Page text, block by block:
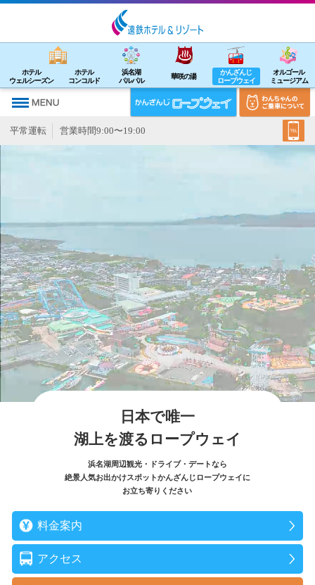
ホテル
ウェルシーズン
ホテル
コンコルド
浜名湖
パルパル
華咲の湯
かんざんじ
ロープウェイ
オルゴール
ミュージアム
平常運転 営業時間9:00〜19:00
日本で唯一
湖上を渡るロープウェイ
浜名湖周辺観光・ドライブ・デートなら
絶景人気お出かけスポットかんざんじロープウェイに
お立ち寄りください
料金案内
アクセス